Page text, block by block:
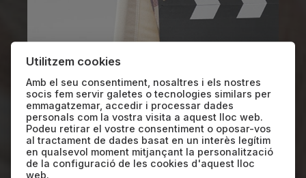
SUNCINE PRO
Panels Sobre la
Sostenibilitat en el
Utilitzem cookies
Amb el seu consentiment, nosaltres i els nostres
socis fem servir galetes o tecnologies similars per
emmagatzemar, accedir i processar dades
personals com la vostra visita a aquest lloc web.
Podeu retirar el vostre consentiment o oposar-vos
al tractament de dades basat en un interès legítim
en qualsevol moment mitjançant la personalització
de la configuració de les cookies d'aquest lloc
web.